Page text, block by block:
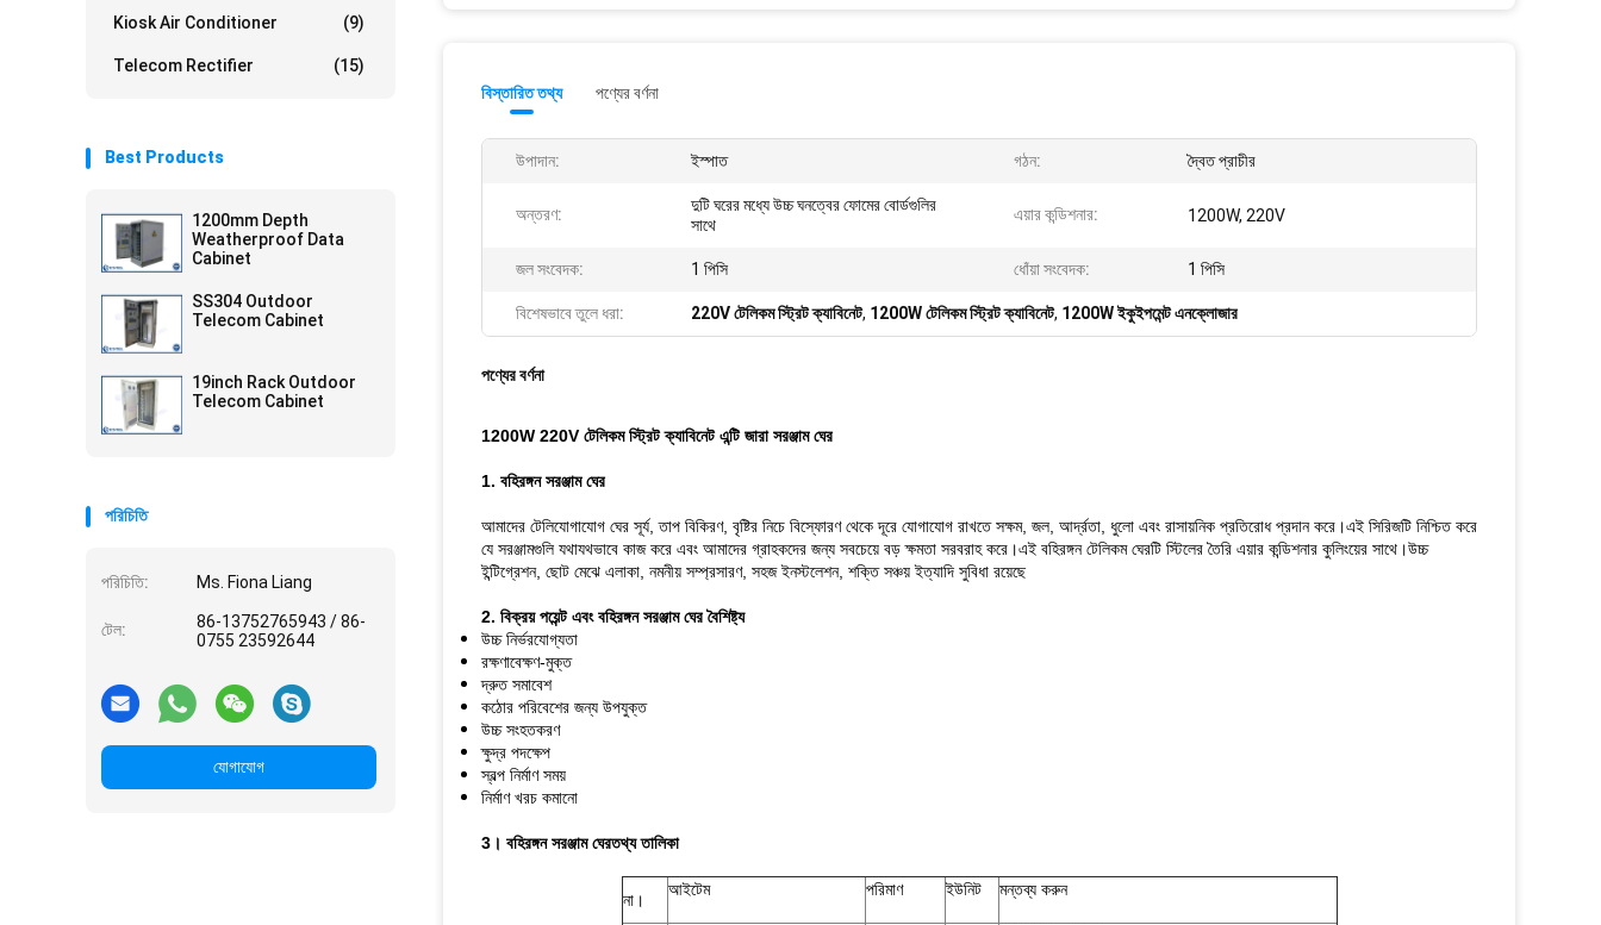
Kiosk Air Conditioner (9)
Telecom Rectifier (15)
Best Products
1200mm Depth
Weatherproof Data
Cabinet
SS304 Outdoor
Telecom Cabinet
19inch Rack Outdoor
Telecom Cabinet
পরিচিতি
পরিচিতি: Ms. Fiona Liang
টেল:
86-13752765943 / 86-
0755 23592644
যোগাযোগ
বিস্তারিত তথ্য পণ্যের বর্ণনা
উপাদান: ইস্পাত গঠন: দ্বৈত প্রাচীর
অন্তরণ:
দুটি ঘরের মধ্যে উচ্চ ঘনত্বের ফোমের বোর্ডগুলির
সাথে
এয়ার কন্ডিশনার: 1200W, 220V
জল সংবেদক: 1 পিসি ধোঁয়া সংবেদক: 1 পিসি
বিশেষভাবে তুলে ধরা: 220V টেলিকম স্ট্রিট ক্যাবিনেট, 1200W টেলিকম স্ট্রিট ক্যাবিনেট, 1200W ইকুইপমেন্ট এনক্লোজার
পণ্যের বর্ণনা
1200W 220V টেলিকম স্ট্রিট ক্যাবিনেট এন্টি জারা সরঞ্জাম ঘের
1. বহিরঙ্গন সরঞ্জাম ঘের
আমাদের টেলিযোগাযোগ ঘের সূর্য, তাপ বিকিরণ, বৃষ্টির নিচে বিস্ফোরণ থেকে দূরে যোগাযোগ রাখতে সক্ষম, জল, আর্দ্রতা, ধুলো এবং রাসায়নিক প্রতিরোধ প্রদান করে।এই সিরিজটি নিশ্চিত করে
যে সরঞ্জামগুলি যথাযথভাবে কাজ করে এবং আমাদের গ্রাহকদের জন্য সবচেয়ে বড় ক্ষমতা সরবরাহ করে।এই বহিরঙ্গন টেলিকম ঘেরটি স্টিলের তৈরি এয়ার কন্ডিশনার কুলিংয়ের সাথে।উচ্চ
ইন্টিগ্রেশন, ছোট মেঝে এলাকা, নমনীয় সম্প্রসারণ, সহজ ইনস্টলেশন, শক্তি সঞ্চয় ইত্যাদি সুবিধা রয়েছে
2. বিক্রয় পয়েন্ট এবং বহিরঙ্গন সরঞ্জাম ঘের বৈশিষ্ট্য
উচ্চ নির্ভরযোগ্যতা
রক্ষণাবেক্ষণ-মুক্ত
দ্রুত সমাবেশ
কঠোর পরিবেশের জন্য উপযুক্ত
উচ্চ সংহতকরণ
ক্ষুদ্র পদক্ষেপ
স্বল্প নির্মাণ সময়
নির্মাণ খরচ কমানো
3। বহিরঙ্গনসরঞ্জাম ঘেরতথ্য তালিকা
না।
আইটেম পরিমাণ ইউনিট মন্তব্য করুন